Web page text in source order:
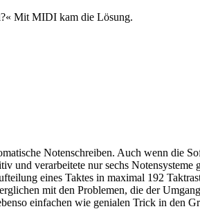
Mit MIDI kam die Lösung.
Notenschreiben. Auch wenn die
und verarbeitete nur sechs
eines Taktes in maximal 192
mit den Problemen, die der
einfachen wie genialen Trick in den